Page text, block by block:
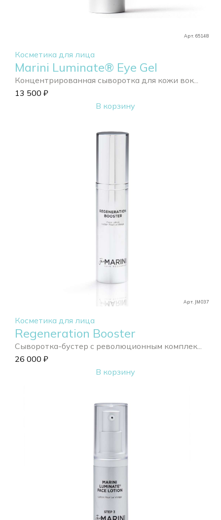
Арт. 65148
Косметика для лица
Marini Luminate® Eye Gel
Концентрированная сыворотка для кожи вок...
13 500 ₽
В корзину
Арт. JM037
Косметика для лица
Regeneration Booster
Сыворотка-бустер с революционным комплек...
26 000 ₽
В корзину